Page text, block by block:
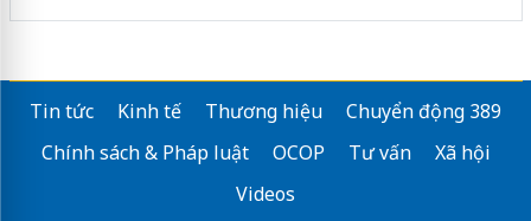
Tin tức Kinh tế Thương hiệu
Chuyển động 389
Chính sách & Pháp luật
OCOP Tư vấn
Xã hội
Videos